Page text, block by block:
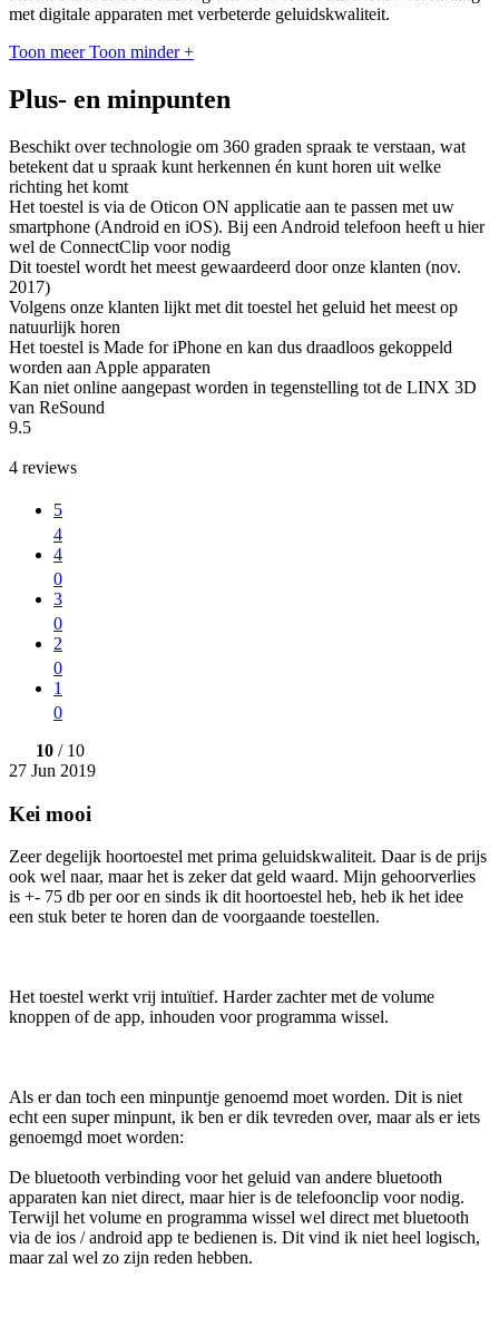
met digitale apparaten met verbeterde geluidskwaliteit.
Toon meer Toon minder +
Plus- en minpunten
Beschikt over technologie om 360 graden spraak te verstaan, wat
betekent dat u spraak kunt herkennen én kunt horen uit welke
richting het komt
Het toestel is via de Oticon ON applicatie aan te passen met uw
smartphone (Android en iOS). Bij een Android telefoon heeft u hier
wel de ConnectClip voor nodig
Dit toestel wordt het meest gewaardeerd door onze klanten (nov.
2017)
Volgens onze klanten lijkt met dit toestel het geluid het meest op
natuurlijk horen
Het toestel is Made for iPhone en kan dus draadloos gekoppeld
worden aan Apple apparaten
Kan niet online aangepast worden in tegenstelling tot de LINX 3D
van ReSound
9.5
4 reviews
5
4
4
0
3
0
2
0
1
0
10 / 10
27 Jun 2019
Kei mooi
Zeer degelijk hoortoestel met prima geluidskwaliteit. Daar is de prijs
ook wel naar, maar het is zeker dat geld waard. Mijn gehoorverlies
is +- 75 db per oor en sinds ik dit hoortoestel heb, heb ik het idee
een stuk beter te horen dan de voorgaande toestellen.
Het toestel werkt vrij intuïtief. Harder zachter met de volume
knoppen of de app, inhouden voor programma wissel.
Als er dan toch een minpuntje genoemd moet worden. Dit is niet
echt een super minpunt, ik ben er dik tevreden over, maar als er iets
genoemgd moet worden:
De bluetooth verbinding voor het geluid van andere bluetooth
apparaten kan niet direct, maar hier is de telefoonclip voor nodig.
Terwijl het volume en programma wissel wel direct met bluetooth
via de ios / android app te bedienen is. Dit vind ik niet heel logisch,
maar zal wel zo zijn reden hebben.